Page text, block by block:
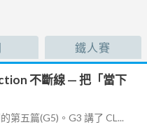
鐵人賽
不斷線 — 把「當下
第五篇(G5)。G3 講了 CL...